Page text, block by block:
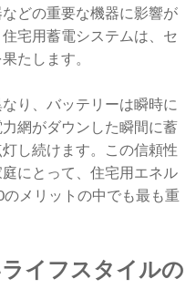
どの重要な機器に影響が
宅用蓄電システムは、セ
たします。
り、バッテリーは瞬時に
網がダウンした瞬間に蓄
し続けます。この信頼性
にとって、住宅用エネル
メリットの中でも最も重
イフスタイルの